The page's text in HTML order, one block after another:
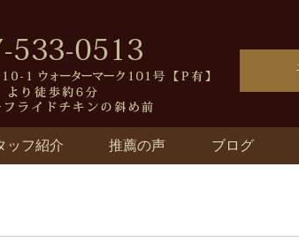
ッフ紹介 推薦の声 ブログ